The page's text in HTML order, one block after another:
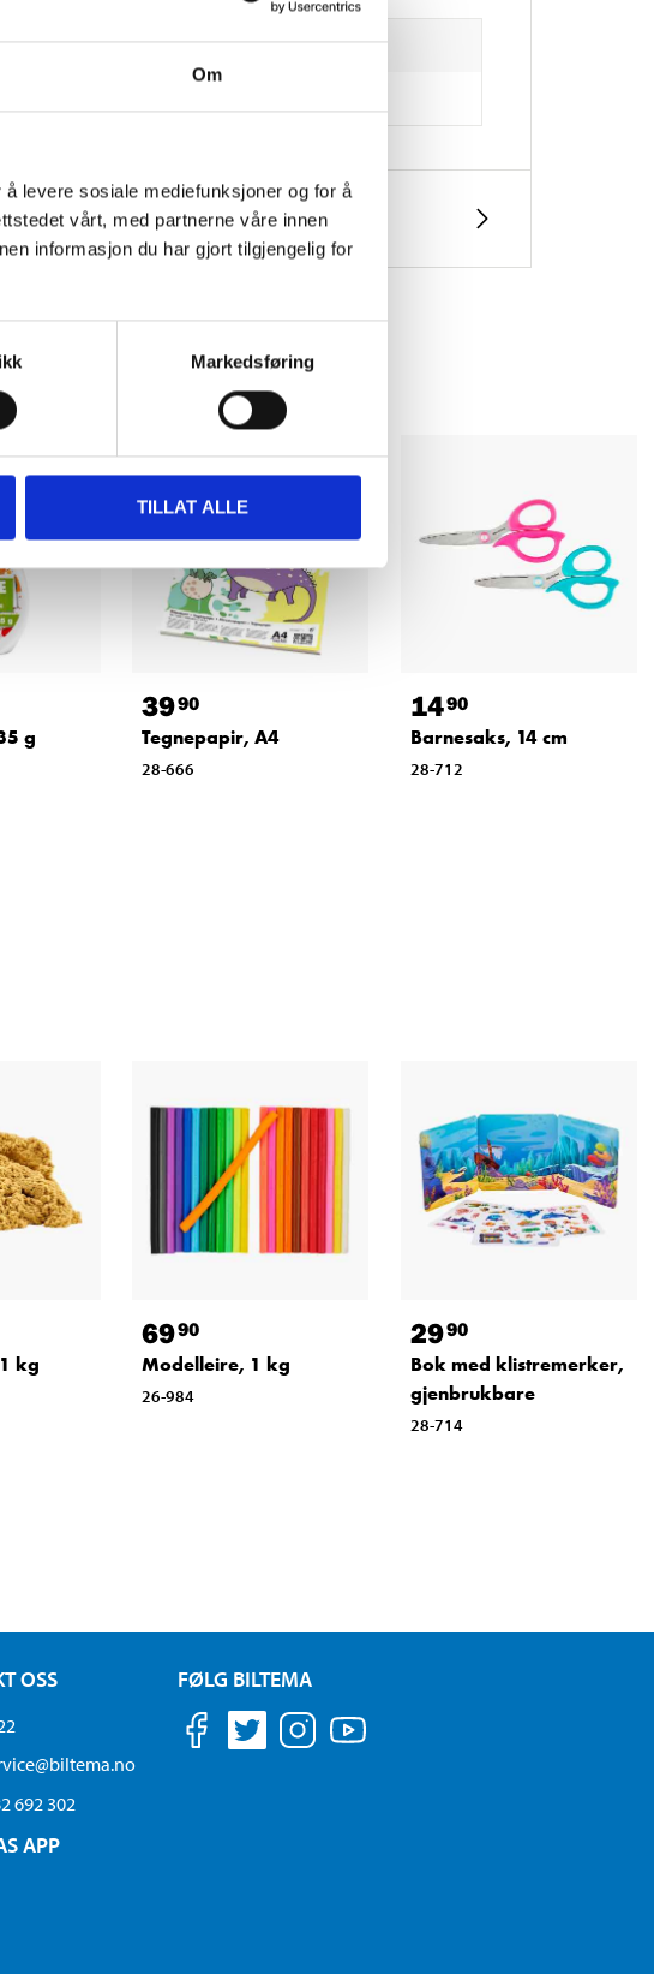
Om
levere sosiale mediefunksjoner og for å
vårt, med partnerne våre innen
informasjon du har gjort tilgjengelig for
Markedsføring
TILLAT ALLE
blad av rustfritt stål
g
3990
Tegnepapir, A4
28-666
1490
Barnesaks, 14 cm
28-712
kg
6990
Modelleire, 1 kg
26-984
2990
Bok med klistremerker,
gjenbrukbare
28-714
OSS
692 302
APP
FØLG BILTEMA